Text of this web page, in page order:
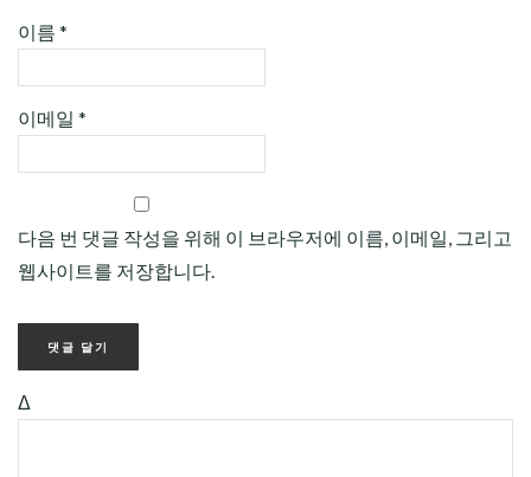
이름 *
이메일 *
다음 번 댓글 작성을 위해 이 브라우저에 이름, 이메일, 그리고
웹사이트를 저장합니다.
Δ